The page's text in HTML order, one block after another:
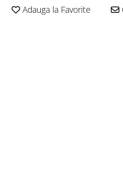
Adauga la Favorite